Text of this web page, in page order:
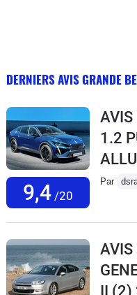
DERNIERS AVIS GRANDE
9,4 /20
AVIS
1.2
Par
AVIS
II (2)